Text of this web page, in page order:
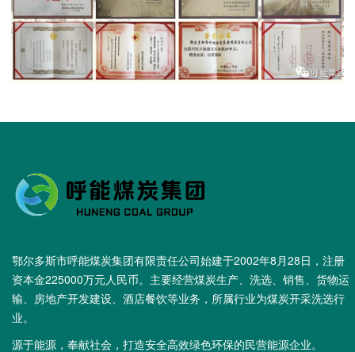
鄂尔多斯市呼能煤炭集团有限责任公司始建于2002年8月28日，注册
资本金225000万元人民币。主要经营煤炭生产、洗选、销售、货物运
输、房地产开发建设、酒店餐饮等业务，所属行业为煤炭开采洗选行
业。
源于能源，奉献社会，打造安全高效绿色环保的民营能源企业。